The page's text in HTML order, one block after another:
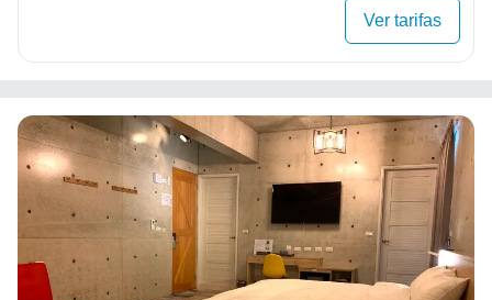
Ver tarifas